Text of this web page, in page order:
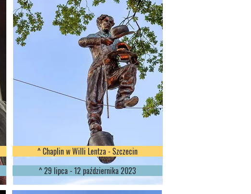
^ Chaplin w Willi Lentza - Szczecin
^ 29 lipca - 12 października 2023